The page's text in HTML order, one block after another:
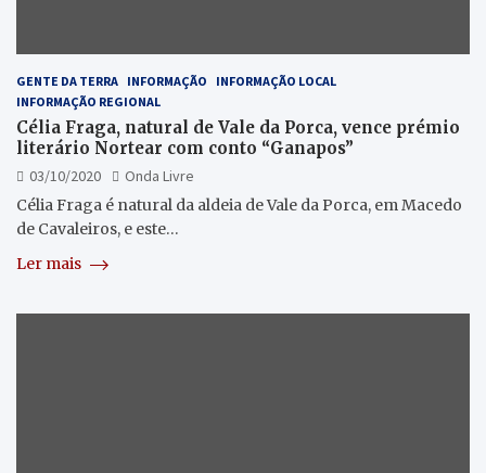
GENTE DA TERRA INFORMAÇÃO
INFORMAÇÃO LOCAL
INFORMAÇÃO REGIONAL
Célia Fraga, natural de Vale da Porca, vence prémio
literário Nortear com conto “Ganapos”
03/10/2020
Onda Livre
Célia Fraga é natural da aldeia de Vale da Porca, em Macedo
de Cavaleiros, e este…
Ler mais